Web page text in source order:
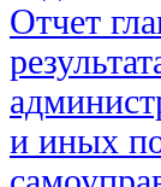
Отчет
и иных